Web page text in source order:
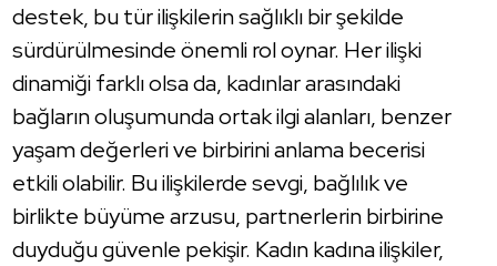
destek, bu tür ilişkilerin sağlıklı bir şekilde
sürdürülmesinde önemli rol oynar. Her ilişki
dinamiği farklı olsa da, kadınlar arasındaki
bağların oluşumunda ortak ilgi alanları, benzer
yaşam değerleri ve birbirini anlama becerisi
etkili olabilir. Bu ilişkilerde sevgi, bağlılık ve
birlikte büyüme arzusu, partnerlerin birbirine
duyduğu güvenle pekişir. Kadın kadına ilişkiler,